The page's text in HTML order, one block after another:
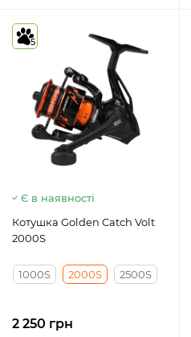
5
Є в наявності
Котушка Golden Catch Volt
2000S
1000S 2000S 2500S
2 250 грн